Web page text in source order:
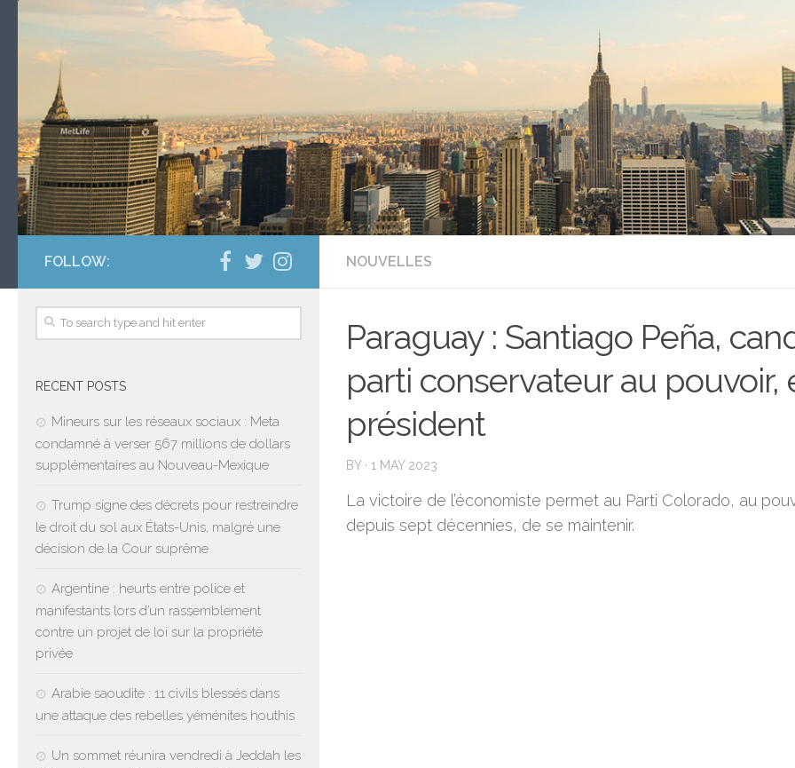
NOUVELLES
Paraguay : Santiago Peña,
parti conservateur au pouvoir,
président
BY · 1 MAY 2023
La victoire de l’économiste permet au Parti Colorado, au
depuis sept décennies, de se maintenir.
FOLLOW:
RECENT POSTS
Mineurs sur les réseaux sociaux : Meta
condamné à verser 567 millions de dollars
supplémentaires au Nouveau-Mexique
Trump signe des décrets pour restreindre
le droit du sol aux États-Unis, malgré une
décision de la Cour suprême
Argentine : heurts entre police et
manifestants lors d’un rassemblement
contre un projet de loi sur la propriété
privée
Arabie saoudite : 11 civils blessés dans
une attaque des rebelles yéménites houthis
Un sommet réunira vendredi à Jeddah les